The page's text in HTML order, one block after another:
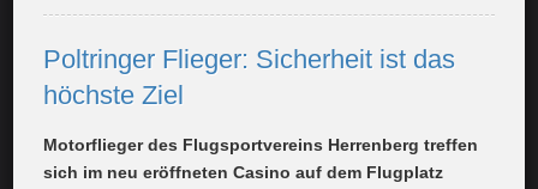
Poltringer Flieger: Sicherheit ist das
höchste Ziel
Motorflieger des Flugsportvereins Herrenberg treffen
sich im neu eröffneten Casino auf dem Flugplatz